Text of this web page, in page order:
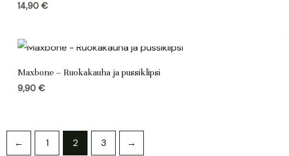
14,90 €
Maxbone – Ruokakauha ja pussiklipsi
9,90 €
← 1 2 3 →